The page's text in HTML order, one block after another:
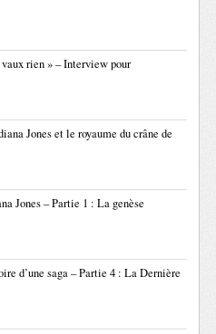
rien » – Interview pour
Jones et le royaume du crâne de
Jones – Partie 1 : La genèse
d’une saga – Partie 4 : La Dernière